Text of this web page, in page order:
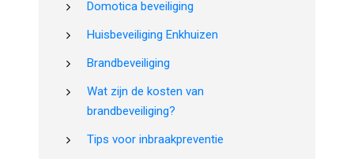
Domotica beveiliging
Huisbeveiliging Enkhuizen
Brandbeveiliging
Wat zijn de kosten van
brandbeveiliging?
Tips voor inbraakpreventie